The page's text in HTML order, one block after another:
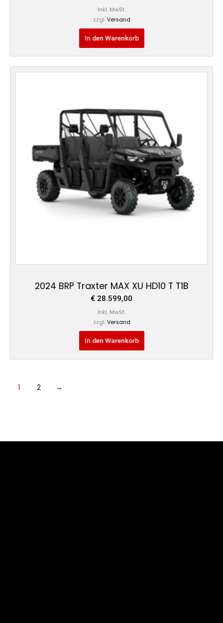
Inkl. MwSt.
zzgl. Versand
In den Warenkorb
2024 BRP Traxter MAX XU HD10 T T1B
€ 28.599,00
Inkl. MwSt.
zzgl. Versand
In den Warenkorb
1 2 →